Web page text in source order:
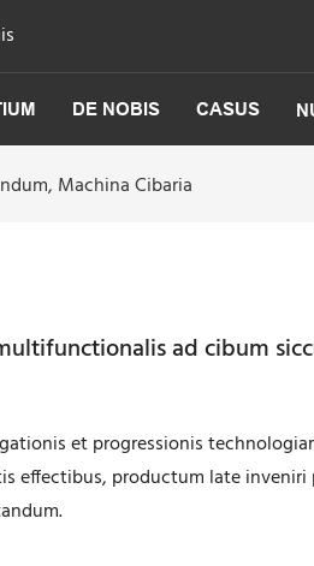
DE NOBIS CASUS
Machina Cibaria
ad cibum
et progressionis
effectibus, productum late